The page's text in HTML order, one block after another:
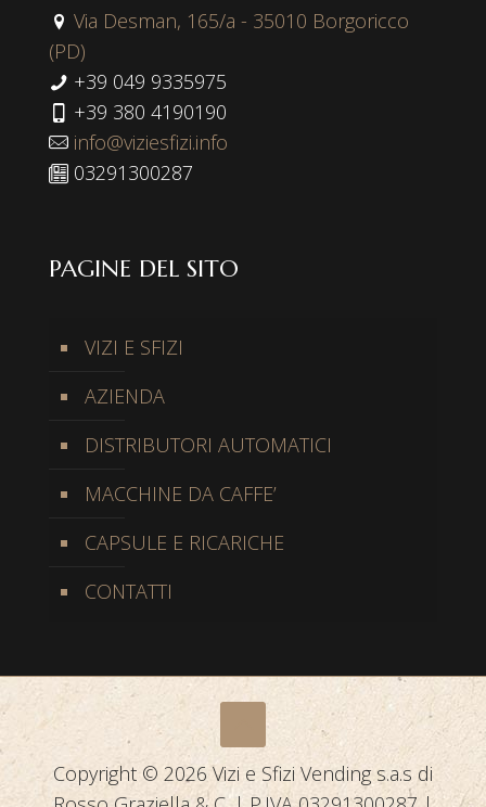
Via Desman, 165/a - 35010 Borgoricco
(PD)
+39 049 9335975
+39 380 4190190
info@viziesfizi.info
03291300287
PAGINE DEL SITO
VIZI E SFIZI
AZIENDA
DISTRIBUTORI AUTOMATICI
MACCHINE DA CAFFE’
CAPSULE E RICARICHE
CONTATTI
Copyright © 2026 Vizi e Sfizi Vending s.a.s di